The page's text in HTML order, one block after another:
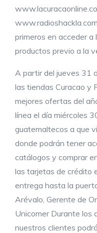
primeros en acceder a
productos previo a la
A partir del jueves 31
las tiendas Curacao y
mejores ofertas del
línea el día miércoles
guatemaltecos a que
donde podrán tener
catálogos y comprar
las tarjetas de crédito
entrega hasta la
Arévalo, Gerente de
Unicomer Durante los
nuestros clientes